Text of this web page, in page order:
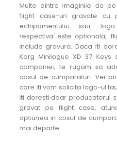
Multe dintre imaginile de
flight case-uri gravate cu
echipamentului sau
respectiva este optionala,
include gravura. Daca iti
Korg Minilogue XD 37
companiei, te rugam sa
cosul de cumparaturi. Vei
care iti vom solicita logo-ul
iti doresti doar producatorul
gravat pe flight case,
optiunea in cosul de
mai departe.